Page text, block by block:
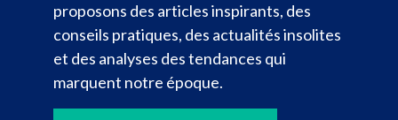
proposons des articles inspirants, des
conseils pratiques, des actualités insolites
et des analyses des tendances qui
marquent notre époque.